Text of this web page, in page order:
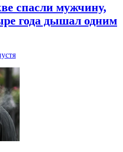
спасли мужчину,
года дышал одним